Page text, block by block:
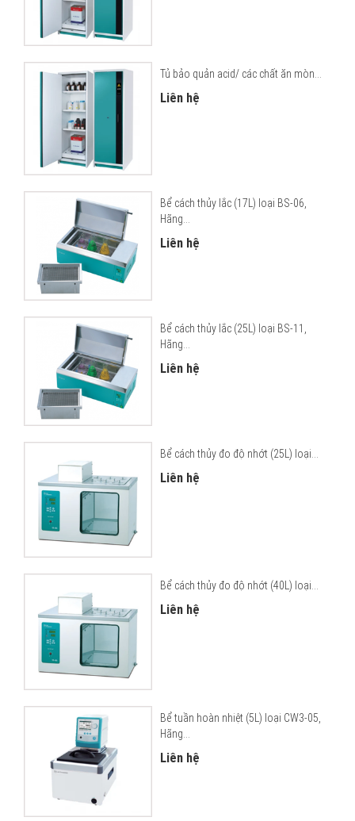
Tủ bảo quản acid/ các chất ăn mòn...
Liên hệ
Bể cách thủy lắc (17L) loại BS-06,
Hãng...
Liên hệ
Bể cách thủy lắc (25L) loại BS-11,
Hãng...
Liên hệ
Bể cách thủy đo độ nhớt (25L) loại...
Liên hệ
Bể cách thủy đo độ nhớt (40L) loại...
Liên hệ
Bể tuần hoàn nhiệt (5L) loại CW3-05,
Hãng...
Liên hệ